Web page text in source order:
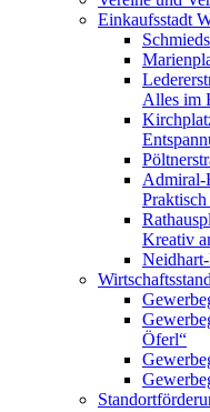
Einkaufsstadt
Alles im
Admiral-
Praktisch
Kreativ
Öferl“